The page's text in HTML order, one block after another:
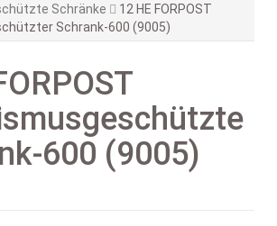
Schränke
12 HE FORPOST
Schrank-600 (9005)
600 (9005)